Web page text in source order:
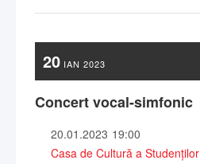
20 IAN 2023
Concert vocal-simfonic
20.01.2023 19:00
Casa de Cultură a Studenților